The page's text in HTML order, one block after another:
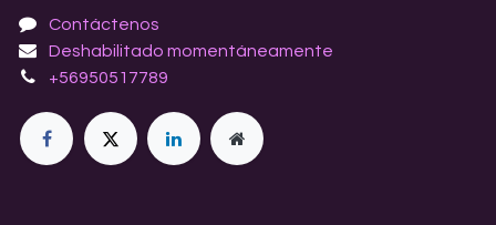
Contáctenos
Deshabilitado momentáneamente
+56950517789